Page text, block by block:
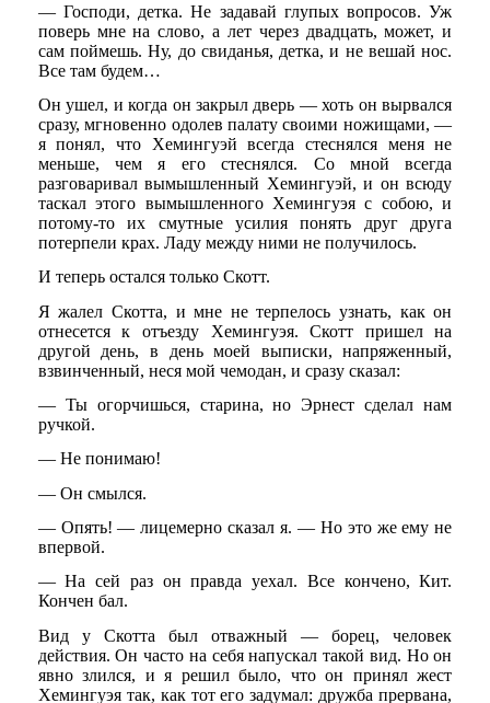
— Господи, детка. Не задавай глупых вопросов. Уж
поверь мне на слово, а лет через двадцать, может, и
сам поймешь. Ну, до свиданья, детка, и не вешай нос.
Все там будем…
Он ушел, и когда он закрыл дверь — хоть он вырвался
сразу, мгновенно одолев палату своими ножищами, —
я понял, что Хемингуэй всегда стеснялся меня не
меньше, чем я его стеснялся. Со мной всегда
разговаривал вымышленный Хемингуэй, и он всюду
таскал этого вымышленного Хемингуэя с собою, и
потому-то их смутные усилия понять друг друга
потерпели крах. Ладу между ними не получилось.
И теперь остался только Скотт.
Я жалел Скотта, и мне не терпелось узнать, как он
отнесется к отъезду Хемингуэя. Скотт пришел на
другой день, в день моей выписки, напряженный,
взвинченный, неся мой чемодан, и сразу сказал:
— Ты огорчишься, старина, но Эрнест сделал нам
ручкой.
— Не понимаю!
— Он смылся.
— Опять! — лицемерно сказал я. — Но это же ему не
впервой.
— На сей раз он правда уехал. Все кончено, Кит.
Кончен бал.
Вид у Скотта был отважный — борец, человек
действия. Он часто на себя напускал такой вид. Но он
явно злился, и я решил было, что он принял жест
Хемингуэя так, как тот его задумал: дружба прервана,